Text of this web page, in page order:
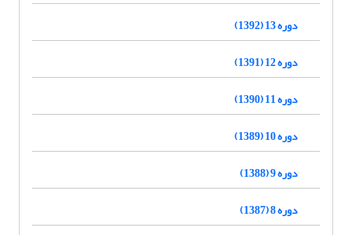
دوره 13 (1392)
دوره 12 (1391)
دوره 11 (1390)
دوره 10 (1389)
دوره 9 (1388)
دوره 8 (1387)